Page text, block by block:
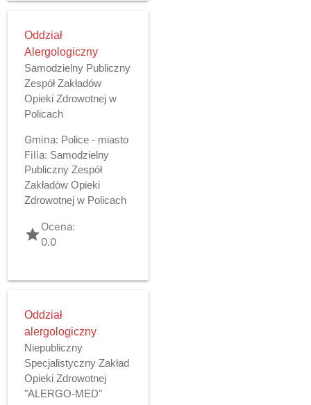
Oddział
Alergologiczny
Samodzielny Publiczny
Zespół Zakładów
Opieki Zdrowotnej w
Policach
Gmina: Police - miasto
Filia: Samodzielny
Publiczny Zespół
Zakładów Opieki
Zdrowotnej w Policach
gradeOcena:
0.0
Oddział
alergologiczny
Niepubliczny
Specjalistyczny Zakład
Opieki Zdrowotnej
"ALERGO-MED"